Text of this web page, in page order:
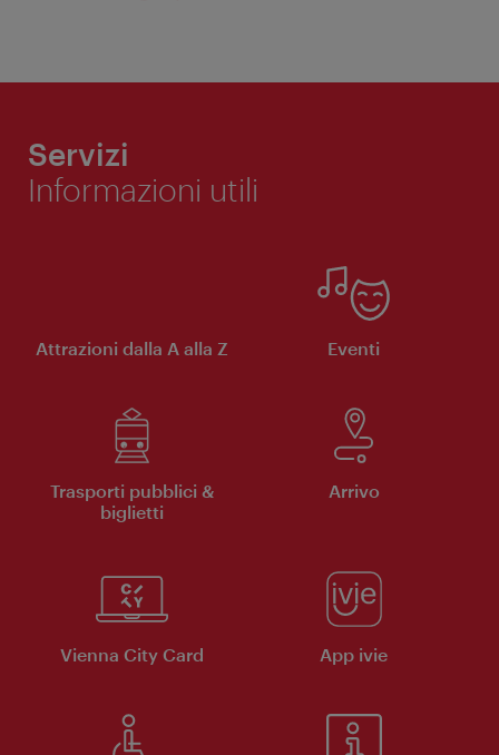
Servizi
Informazioni utili
Attrazioni dalla A alla Z Eventi
Trasporti pubblici &
biglietti
Arrivo
Vienna City Card App ivie